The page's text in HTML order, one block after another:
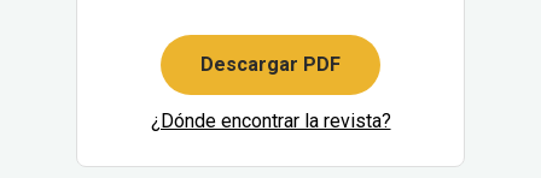
Descargar PDF
¿Dónde encontrar la revista?